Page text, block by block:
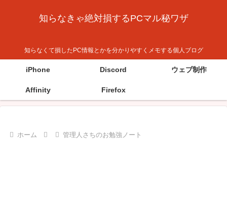
知らなきゃ絶対損するPCマル秘ワザ
知らなくて損したPC情報とかを分かりやすくメモする個人ブログ
iPhone Discord ウェブ制作
Affinity Firefox
ホーム 管理人さちのお勉強ノート